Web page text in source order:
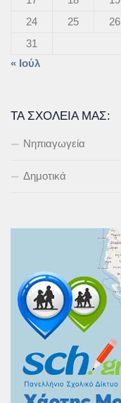
24
25 26
31
« Ιούλ
ΤΑ ΣΧΟΛΕΊΑ ΜΑΣ:
Νηπιαγωγεία
Δημοτικά